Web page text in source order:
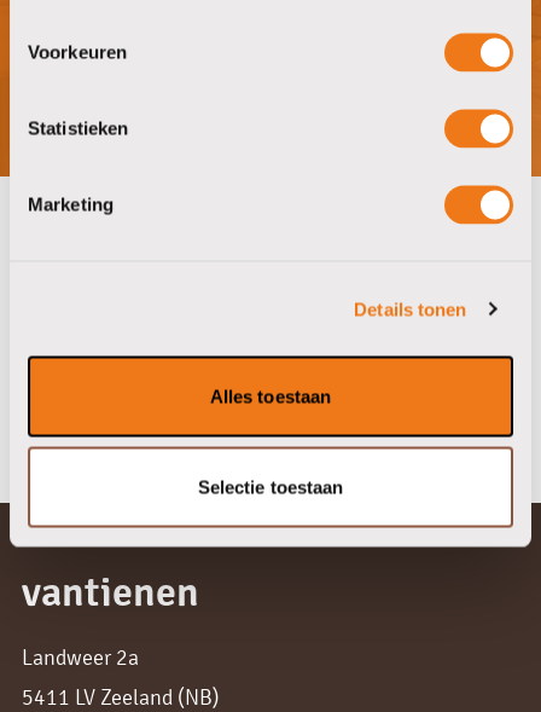
Voorkeuren
Statistieken
Marketing
Details tonen
Alles toestaan
Selectie toestaan
onze partners
vantienen
Landweer 2a
5411 LV Zeeland (NB)